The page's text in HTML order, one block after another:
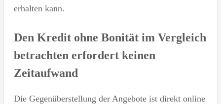
erhalten kann.
Den Kredit ohne Bonität im Vergleich
betrachten erfordert keinen
Zeitaufwand
Die Gegenüberstellung der Angebote ist direkt online